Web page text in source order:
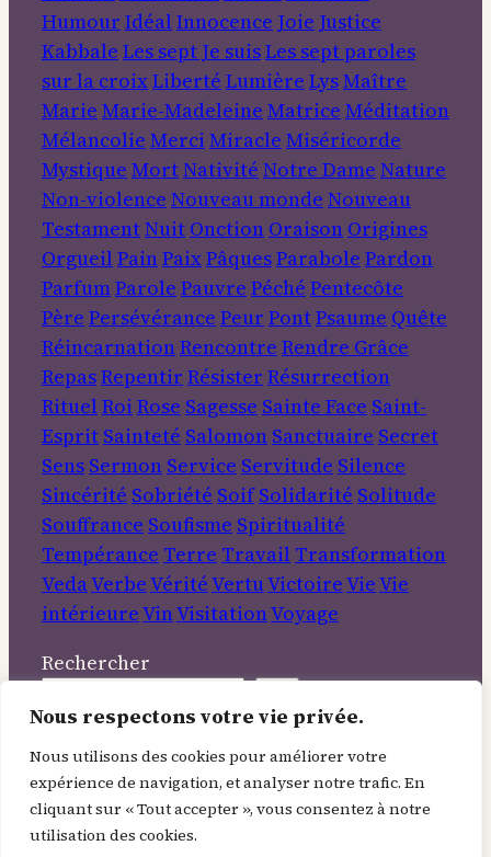
Nous respectons votre vie privée.
Nous utilisons des cookies pour améliorer votre
expérience de navigation, et analyser notre trafic. En
cliquant sur « Tout accepter », vous consentez à notre
utilisation des cookies.
Humour Idéal Innocence Joie Justice
Kabbale Les sept Je suisLes sept paroles
sur la croixLiberté Lumière LysMaître
Marie Marie-Madeleine Matrice Méditation
Mélancolie Merci Miracle Miséricorde
Mystique MortNativité Notre Dame Nature
Non-violence Nouveau monde Nouveau
TestamentNuit Onction Oraison Origines
Orgueil PainPaixPâquesParabole Pardon
ParfumParole Pauvre Péché Pentecôte
Père Persévérance Peur PontPsaume Quête
RéincarnationRencontre Rendre Grâce
RepasRepentir Résister Résurrection
Rituel Roi Rose Sagesse Sainte Face Saint-
Esprit Sainteté Salomon Sanctuaire Secret
Sens Sermon Service Servitude Silence
Sincérité Sobriété Soif Solidarité Solitude
Souffrance Soufisme Spiritualité
Tempérance Terre Travail Transformation
VedaVerbeVéritéVertuVictoireVieVie
intérieureVinVisitationVoyage
Rechercher
Informations
À Propos
Contact